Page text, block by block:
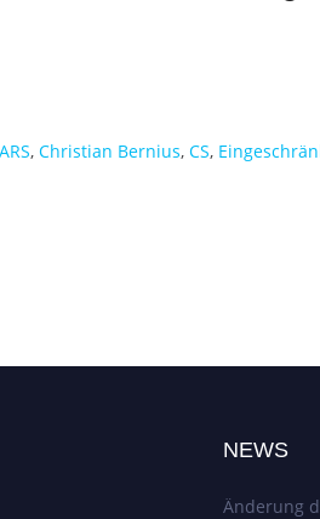
ARS, Christian Bernius, CS,
NEWS
Änderung